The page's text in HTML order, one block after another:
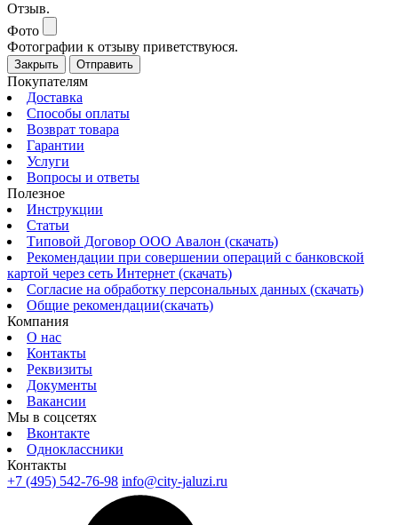
Отзыв.
Фото
Фотографии к отзыву приветствуюся.
Закрыть Отправить
Покупателям
Доставка
Способы оплаты
Возврат товара
Гарантии
Услуги
Вопросы и ответы
Полезное
Инструкции
Статьи
Типовой Договор ООО Авалон (скачать)
Рекомендации при совершении операций с банковской
картой через сеть Интернет (скачать)
Согласие на обработку персональных данных (скачать)
Общие рекомендации(скачать)
Компания
О нас
Контакты
Реквизиты
Документы
Вакансии
Мы в соцсетях
Вконтакте
Одноклассники
Контакты
+7 (495) 542-76-98 info@city-jaluzi.ru